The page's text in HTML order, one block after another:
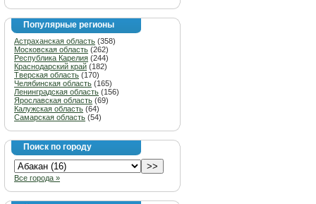
Популярные регионы
Астраханская область (358)
Московская область (262)
Республика Карелия (244)
Краснодарский край (182)
Тверская область (170)
Челябинская область (165)
Ленинградская область (156)
Ярославская область (69)
Калужская область (64)
Самарская область (54)
Поиск по городу
Все города »